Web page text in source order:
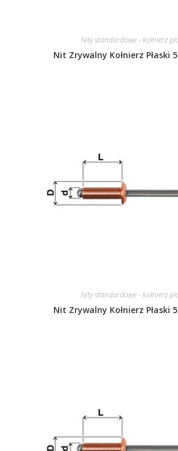
Nity standardowe - kołnierz
Nit Zrywalny Kołnierz Płaski
Nity standardowe - kołnierz
Nit Zrywalny Kołnierz Płaski